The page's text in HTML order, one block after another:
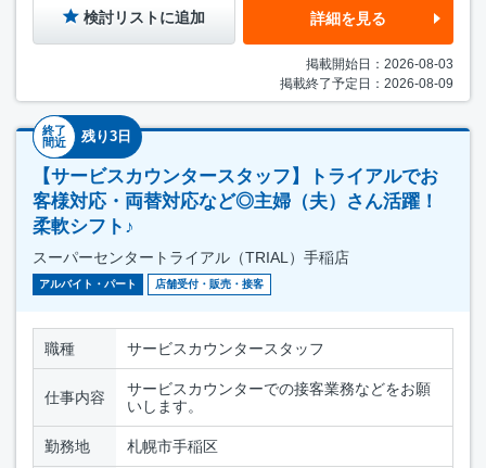
検討リストに追加 詳細を見る
掲載開始日：2026-08-03
掲載終了予定日：2026-08-09
終了
間近
残り3日
【サービスカウンタースタッフ】トライアルでお
客様対応・両替対応など◎主婦（夫）さん活躍！
柔軟シフト♪
スーパーセンタートライアル（TRIAL）手稲店
アルバイト・パート 店舗受付・販売・接客
職種 サービスカウンタースタッフ
仕事内容
サービスカウンターでの接客業務などをお願
いします。
勤務地 札幌市手稲区